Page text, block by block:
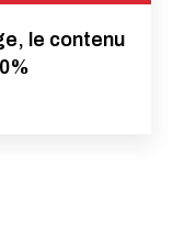
le contenu